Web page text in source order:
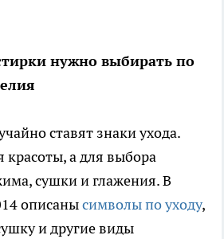
нужно выбирать по
ставят знаки ухода.
а для выбора
сушки и глажения. В
описанысимволы по уходу,
и другие виды